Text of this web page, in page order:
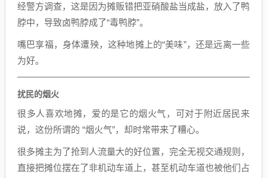
经警方调查，这是因为摊贩错把亚硝酸盐当成盐，放入了鸭
脖中，导致卤鸭脖成了“毒鸭脖”。
嘴巴享福，身体遭殃，这种地摊上的“美味”，还是远离一些
为好。
扰民的烟火
很多人喜欢地摊，爱的是它的烟火气，可对于附近居民来
说，这份所谓的 “烟火气”，却时常带来了糟心。
很多摊主为了抢到人流量大的好位置，完全无视交通规则，
直接把摊位摆在了非机动车道上，甚至机动车道也被他们占